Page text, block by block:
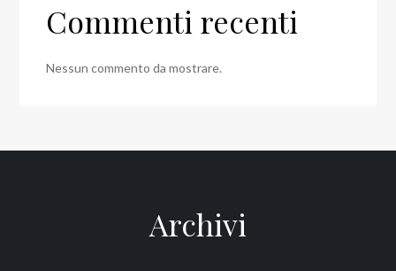
Commenti recenti
Nessun commento da mostrare.
Archivi